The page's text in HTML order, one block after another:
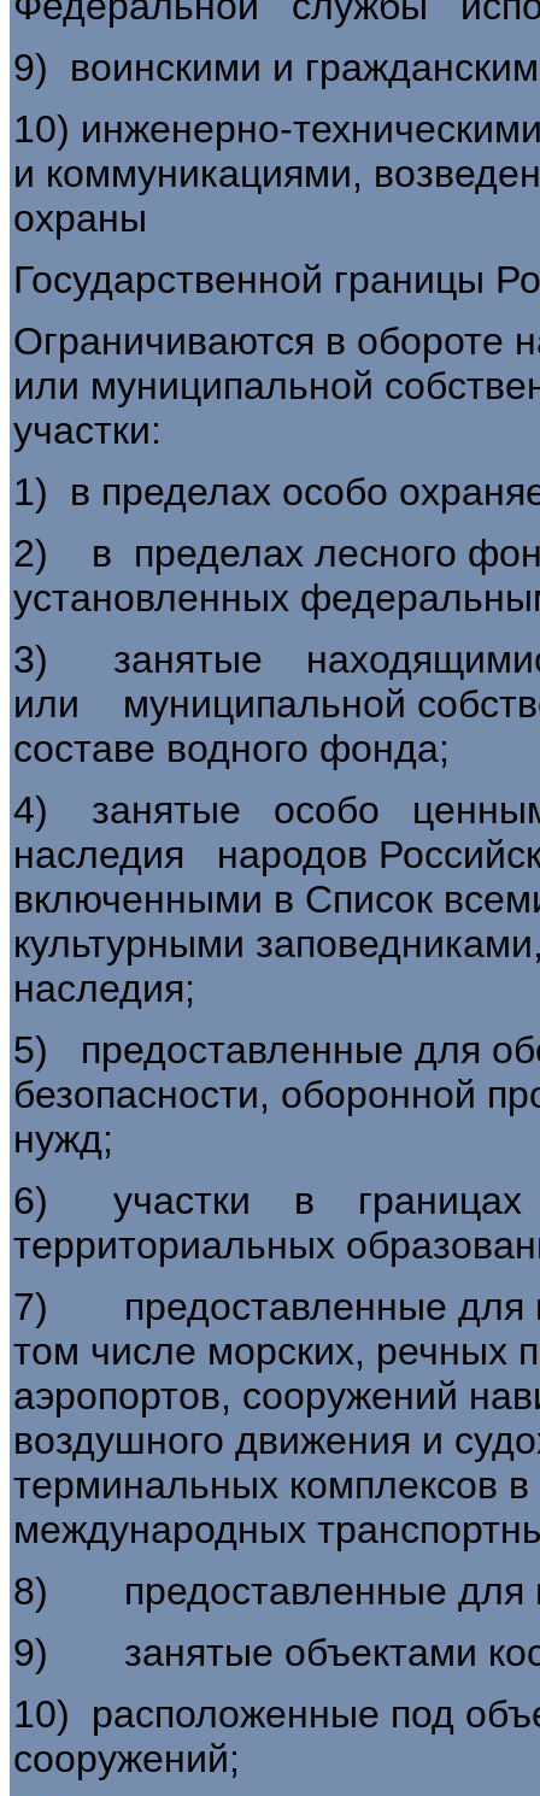
9) воинскими и
10) инженерно-
и коммуникациями,
охраны
Государственной границы
Ограничиваются в обороте
или муниципальной
участки:
1) в пределах особо
2) в пределах лесного
установленных
3) занятые
или муниципальной
составе водного фонда;
4) занятые особо
наследия народов
включенными в Список
культурными
наследия;
5) предоставленные для
безопасности, оборонной
нужд;
6) участки в границах
территориальных
7) предоставленные для
том числе морских, речных
аэропортов, сооружений
воздушного движения и
терминальных комплексов
международных
8) предоставленные для
9) занятые объектами
10) расположенные под
сооружений;